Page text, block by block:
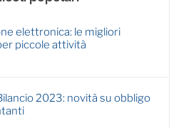
elettronica: le migliori
piccole attività
2023: novità su obbligo